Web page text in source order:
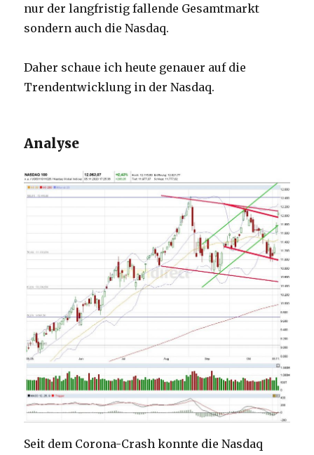
nur der langfristig fallende Gesamtmarkt
sondern auch die Nasdaq.
Daher schaue ich heute genauer auf die
Trendentwicklung in der Nasdaq.
Analyse
Seit dem Corona-Crash konnte die Nasdaq